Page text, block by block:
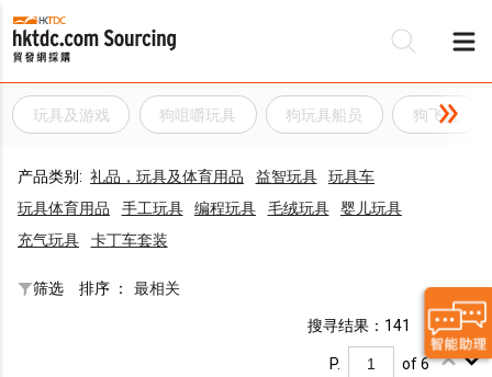
玩具及游戏 狗咀嚼玩具 狗玩具船员 狗飞盘
产品类别: 礼品，玩具及体育用品 益智玩具
玩具车
玩具体育用品
手工玩具 编程玩具 毛绒玩具
婴儿玩具
充气玩具
卡丁车套装
筛选 排序 ： 最相关
搜寻结果：141
P. of 6